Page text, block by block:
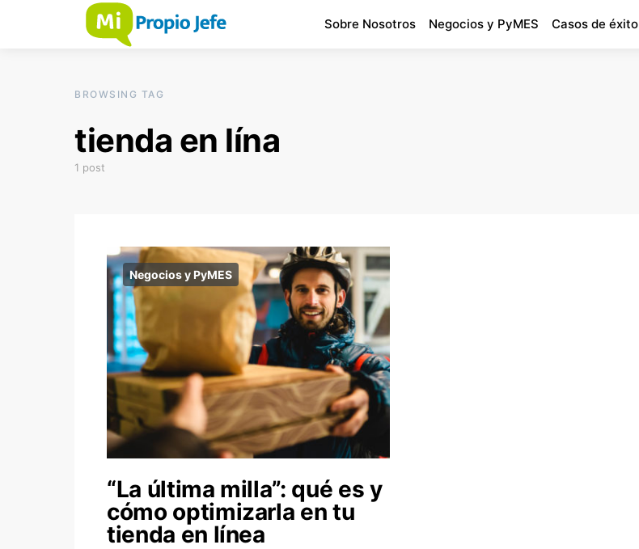
Sobre Nosotros Negocios y PyMES Casos de éxito
BROWSING TAG
tienda en lína
1 post
Negocios y PyMES
“La última milla”: qué es y
cómo optimizarla en tu
tienda en línea